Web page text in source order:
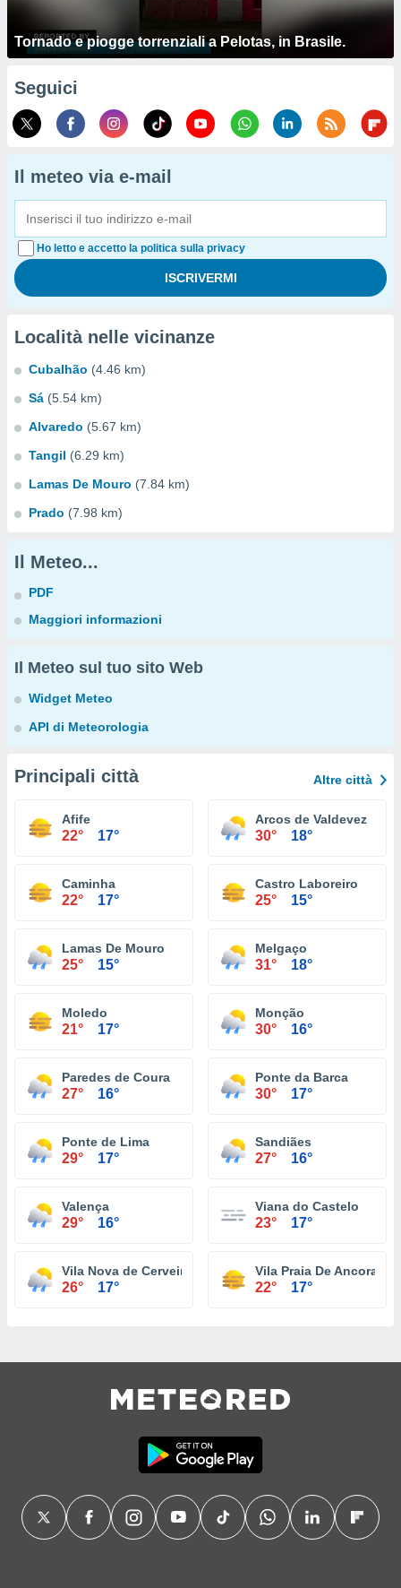
Tornado e piogge torrenziali a Pelotas, in Brasile.
Seguici
Il meteo via e-mail
Ho letto e accetto la politica sulla privacy
Località nelle vicinanze
Cubalhão (4.46 km)
Sá (5.54 km)
Alvaredo (5.67 km)
Tangil (6.29 km)
Lamas De Mouro (7.84 km)
Prado (7.98 km)
Il Meteo...
PDF
Maggiori informazioni
Il Meteo sul tuo sito Web
Widget Meteo
API di Meteorologia
Principali città Altre città
Afife
22° 17°
Arcos de Valdevez
30° 18°
Caminha
22° 17°
Castro Laboreiro
25° 15°
Lamas De Mouro
25° 15°
Melgaço
31° 18°
Moledo
21° 17°
Monção
30° 16°
Paredes de Coura
27° 16°
Ponte da Barca
30° 17°
Ponte de Lima
29° 17°
Sandiães
27° 16°
Valença
29° 16°
Viana do Castelo
23° 17°
Vila Nova de Cerveira
26° 17°
Vila Praia De Ancora
22° 17°